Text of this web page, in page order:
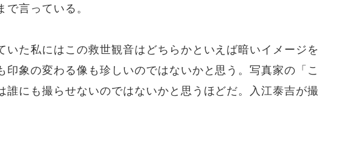
言っている。
た私にはこの救世観音はどちらかといえば暗いイメージを
象の変わる像も珍しいのではないかと思う。写真家の「こ
にも撮らせないのではないかと思うほどだ。入江泰吉が撮